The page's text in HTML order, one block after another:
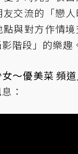
交流的「戀人
與對方作情
階段」的樂趣
女～優美菜 頻
：